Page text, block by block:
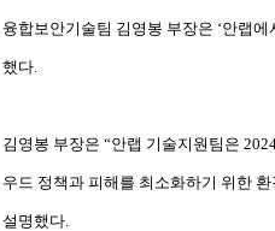
융합보안기술팀 김영봉 부장은 ‘안랩에
했다.
김영봉 부장은 “안랩 기술지원팀은
우드 정책과 피해를 최소화하기 위한
설명했다.